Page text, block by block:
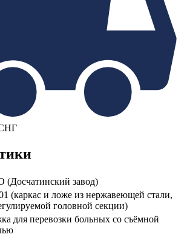
завод)
(каркас и ложе из нержавеющей стали,
головной секции)
для перевозки больных со съёмной